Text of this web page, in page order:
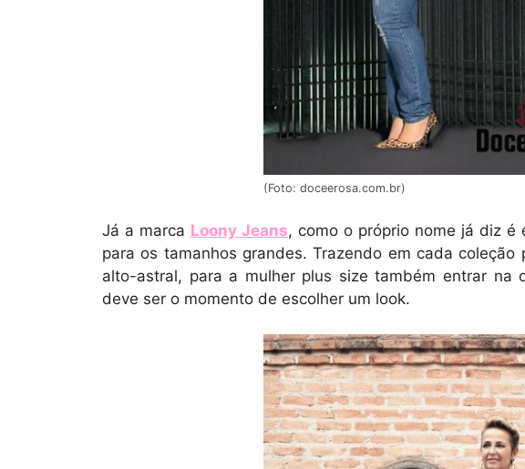
(Foto: doceerosa.com.br)
Já a marca Loony Jeans, como o próprio nome já diz é
para os tamanhos grandes. Trazendo em cada
alto-astral, para a mulher plus size também entrar na
deve ser o momento de escolher um look.